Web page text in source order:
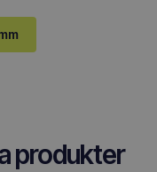
produkter